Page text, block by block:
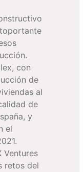
con
de
al
de
y
el
Ventures
retos del